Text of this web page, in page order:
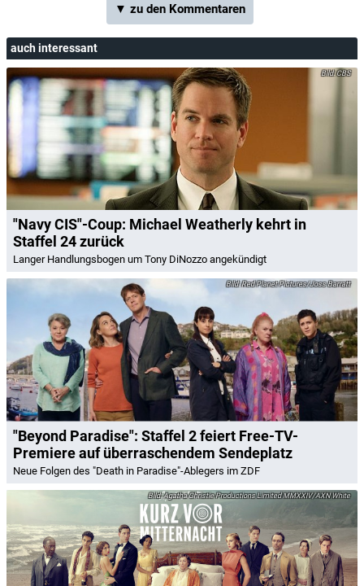
▼ zu den Kommentaren
auch interessant
CBS
"Navy CIS"-Coup: Michael Weatherly kehrt in
Staffel 24 zurück
Langer Handlungsbogen um Tony DiNozzo angekündigt
Red Planet Pictures/Joss Barratt
"Beyond Paradise": Staffel 2 feiert Free-TV-
Premiere auf überraschendem Sendeplatz
Neue Folgen des "Death in Paradise"-Ablegers im ZDF
Agatha Christie Productions Limited MMXXIV/AXN White